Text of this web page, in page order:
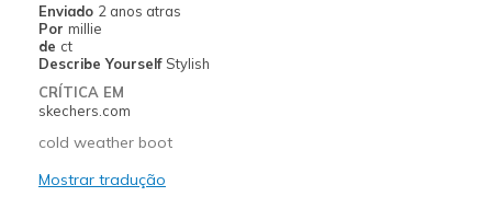
Width
Sizing
Feels true to size
View On Shoes
Enviado 2 anos atras
Por millie
de ct
Describe Yourself Stylish
CRÍTICA EM
skechers.com
cold weather boot
Mostrar tradução